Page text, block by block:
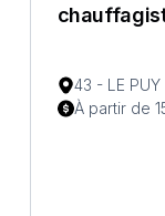
43 - LE PUY
À partir de